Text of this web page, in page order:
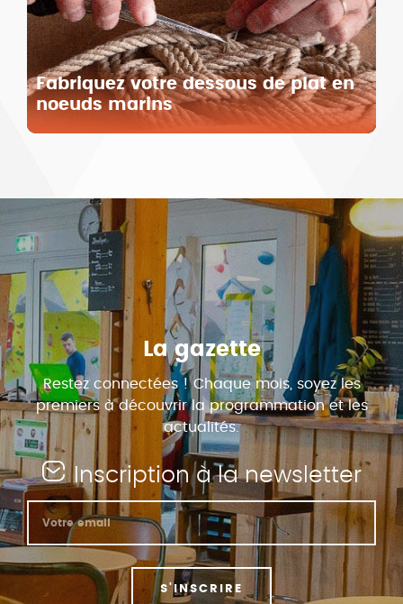
Fabriquez votre dessous de plat en
noeuds marins
La gazette
Restez connectées ! Chaque mois, soyez les
premiers à découvrir la programmation et les
actualités.
Inscription à la newsletter
S'INSCRIRE